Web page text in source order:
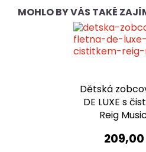
MOHLO BY VÁS TAKÉ
Dětská
DE LUXE s
Reig
209,00